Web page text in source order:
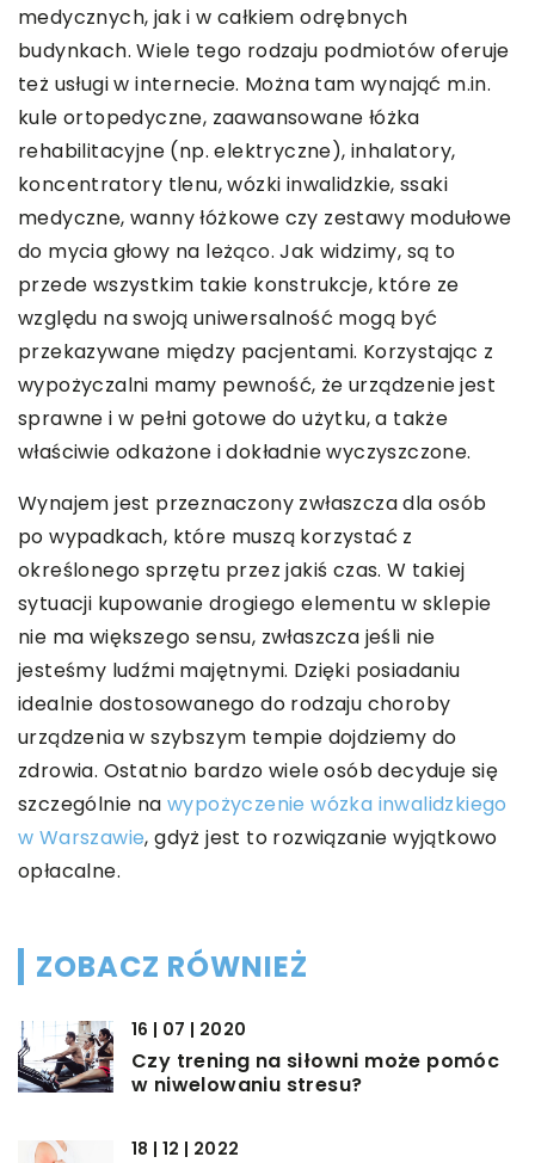
medycznych, jak i w całkiem odrębnych
budynkach. Wiele tego rodzaju podmiotów oferuje
też usługi w internecie. Można tam wynająć m.in.
kule ortopedyczne, zaawansowane łóżka
rehabilitacyjne (np. elektryczne), inhalatory,
koncentratory tlenu, wózki inwalidzkie, ssaki
medyczne, wanny łóżkowe czy zestawy modułowe
do mycia głowy na leżąco. Jak widzimy, są to
przede wszystkim takie konstrukcje, które ze
względu na swoją uniwersalność mogą być
przekazywane między pacjentami. Korzystając z
wypożyczalni mamy pewność, że urządzenie jest
sprawne i w pełni gotowe do użytku, a także
właściwie odkażone i dokładnie wyczyszczone.
Wynajem jest przeznaczony zwłaszcza dla osób
po wypadkach, które muszą korzystać z
określonego sprzętu przez jakiś czas. W takiej
sytuacji kupowanie drogiego elementu w sklepie
nie ma większego sensu, zwłaszcza jeśli nie
jesteśmy ludźmi majętnymi. Dzięki posiadaniu
idealnie dostosowanego do rodzaju choroby
urządzenia w szybszym tempie dojdziemy do
zdrowia. Ostatnio bardzo wiele osób decyduje się
szczególnie nawypożyczenie wózka inwalidzkiego
w Warszawie, gdyż jest to rozwiązanie wyjątkowo
opłacalne.
ZOBACZ RÓWNIEŻ
16 | 07 | 2020
Czy trening na siłowni może pomóc
w niwelowaniu stresu?
18 | 12 | 2022